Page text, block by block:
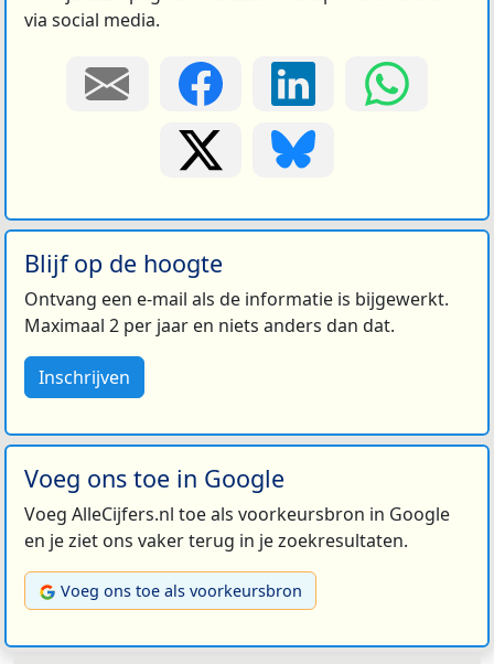
via social media.
Blijf op de hoogte
Ontvang een e-mail als de informatie is bijgewerkt.
Maximaal 2 per jaar en niets anders dan dat.
Inschrijven
Voeg ons toe in Google
Voeg AlleCijfers.nl toe als voorkeursbron in Google
en je ziet ons vaker terug in je zoekresultaten.
Voeg ons toe als voorkeursbron